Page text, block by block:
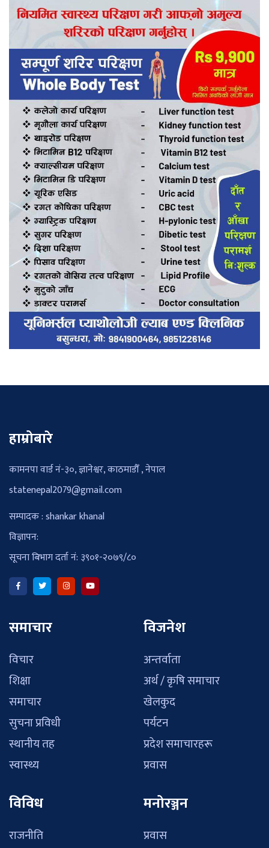
हाम्रोबारे
कामनपा वार्ड नं-३०, ज्ञानेश्वर, काठमाडौँ , नेपाल
statenepal2079@gmail.com
सम्पादक : shankar khanal
विज्ञापन:
सूचना बिभाग दर्ता नं: ३९०१-२०७९/८०
समाचार
विचार
शिक्षा
समाचार
सुचना प्रविधी
स्थानीय तह
स्वास्थ्य
विजनेश
अन्तर्वाता
अर्थ / कृषि समाचार
खेलकुद
पर्यटन
प्रदेश समाचारहरू
प्रवास
विविध
राजनीति
मनोरञ्जन
प्रवास